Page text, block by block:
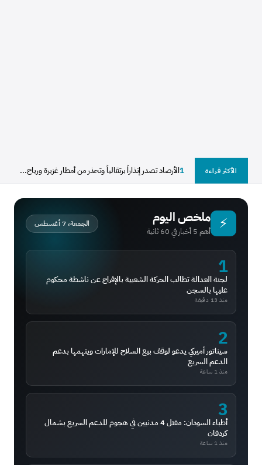
الأكثر قراءة 1الأرصاد تصدر إنذاراً برتقالياً وتحذر من أمطار غزيرة ورياح...
⚡ ملخص اليوم
أهم 5 أخبار في 60 ثانية
الجمعة، 7 أغسطس
1
لجنة العدالة تطالب الحركة الشعبية بالإفراج عن ناشطة محكوم
عليها بالسجن
منذ 13 دقيقة
2
سيناتور أميركي يدعو لوقف بيع السلاح للإمارات ويتهمها بدعم
الدعم السريع
منذ 1 ساعة
3
أطباء السودان: مقتل 4 مدنيين في هجوم للدعم السريع بشمال
كردفان
منذ 1 ساعة